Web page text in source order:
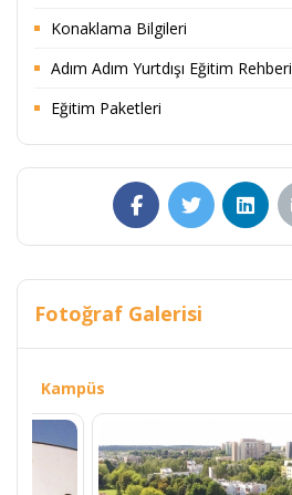
Konaklama Bilgileri
Adım Adım Yurtdışı Eğitim Rehberi
Eğitim Paketleri
Fotoğraf Galerisi
Kampüs